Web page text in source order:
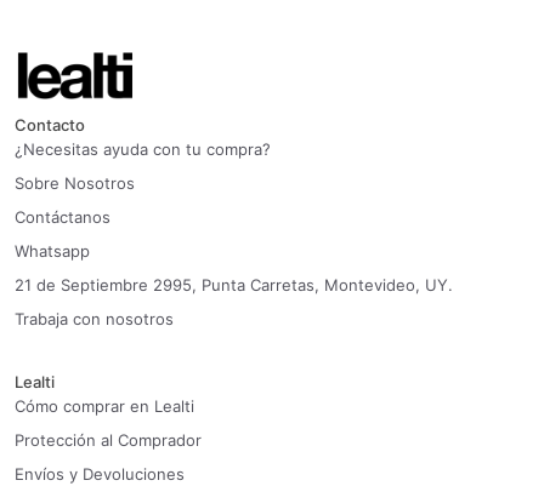
Contacto
¿Necesitas ayuda con tu compra?
Sobre Nosotros
Contáctanos
Whatsapp
21 de Septiembre 2995, Punta Carretas, Montevideo, UY.
Trabaja con nosotros
Lealti
Cómo comprar en Lealti
Protección al Comprador
Envíos y Devoluciones